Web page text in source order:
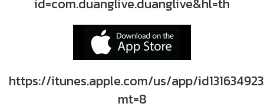
id=com.duanglive.duanglive&hl=th
https://itunes.apple.com/us/app/
mt=8